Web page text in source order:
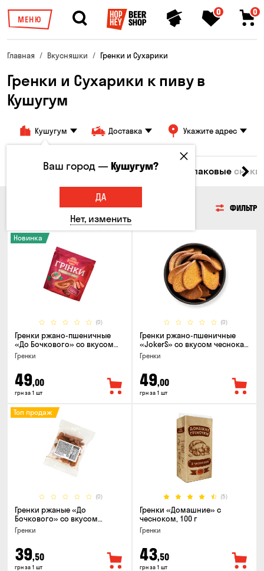
МЕНЮ
0 0
Главная Вкусняшки Гренки и Сухарики
Гренки и Сухарики к пиву в
Кушугум
Кушугум Доставка Укажите адрес
Чипсы Гренки и Сухарики Злаковые снеки
ГРЕНКИ И СУХАРИКИ ФИЛЬТР
(0)
Новинка
Гренки ржано-пшеничные
«До Бочкового» со вкусом
телятины и аджики, 75г
Гренки
49,00
грн за 1 шт
(0)
Гренки ржано-пшеничные
«JokerS» со вкусом чеснока,
80 г
Гренки
49,00
грн за 1 шт
(0)
Топ продаж
Гренки ржаные «До
Бочкового» со вкусом
чеснок, 100г
Гренки
39,50
грн за 1 шт
(5)
Гренки «Домашние» с
чесноком, 100 г
Гренки
43,50
грн за 1 шт
Ваш город —Кушугум?
ДА
Нет, изменить